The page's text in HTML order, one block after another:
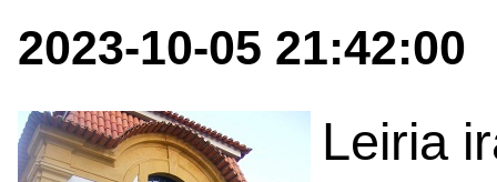
2023-10-05 21:42:00
Leiria